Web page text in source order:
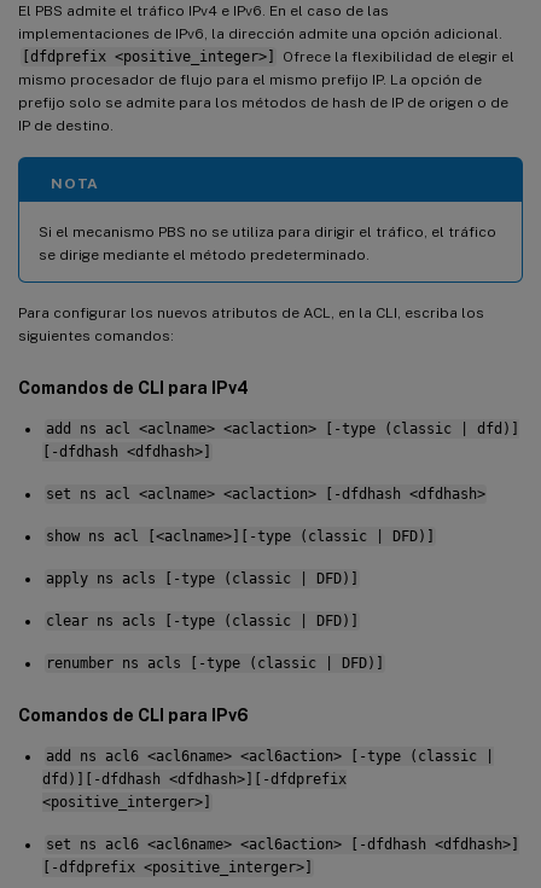
El PBS admite el tráfico IPv4 e IPv6. En el caso de las
implementaciones de IPv6, la dirección admite una opción adicional.
[dfdprefix <positive_integer>]
Ofrece la flexibilidad de elegir el
mismo procesador de flujo para el mismo prefijo IP. La opción de
prefijo solo se admite para los métodos de hash de IP de origen o de
IP de destino.
NOTA
Si el mecanismo PBS no se utiliza para dirigir el tráfico, el tráfico
se dirige mediante el método predeterminado.
Para configurar los nuevos atributos de ACL, en la CLI, escriba los
siguientes comandos:
Comandos de CLI para IPv4
add ns acl <aclname> <aclaction> [-type (classic | dfd)]
[-dfdhash <dfdhash>]
set ns acl <aclname> <aclaction> [-dfdhash <dfdhash>
show ns acl [<aclname>][-type (classic | DFD)]
apply ns acls [-type (classic | DFD)]
clear ns acls [-type (classic | DFD)]
renumber ns acls [-type (classic | DFD)]
Comandos de CLI para IPv6
add ns acl6 <acl6name> <acl6action> [-type (classic |
dfd)][-dfdhash <dfdhash>][-dfdprefix
<positive_interger>]
set ns acl6 <acl6name> <acl6action> [-dfdhash <dfdhash>]
[-dfdprefix <positive_interger>]